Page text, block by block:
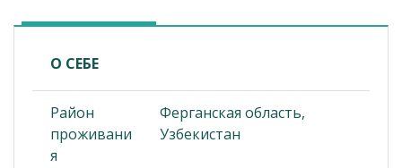
О СЕБЕ
Район
проживани
я
Ферганская область,
Узбекистан